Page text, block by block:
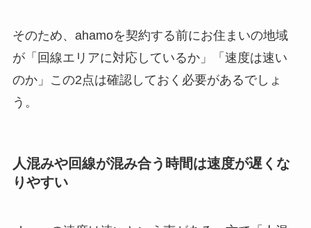
そのため、ahamoを契約する前にお住まいの地域
が「回線エリアに対応しているか」「速度は速い
のか」この2点は確認しておく必要があるでしょ
う。
人混みや回線が混み合う時間は速度が遅くな
りやすい